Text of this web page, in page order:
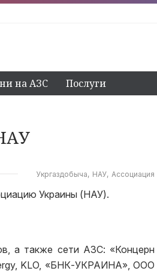
на АЗС Послуги
Укргаздобыча НАУ Ассоциация
Украины (НАУ).
а также сети АЗС: «Концерн
KLO, «БНК-УКРАИНА», ООО